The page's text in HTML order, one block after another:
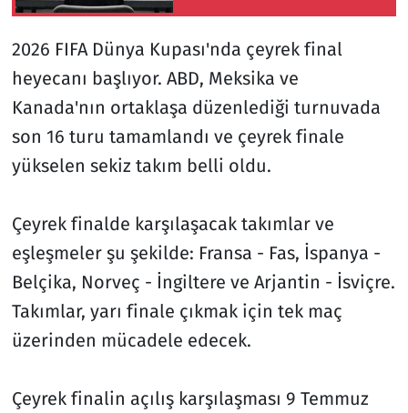
2026 FIFA Dünya Kupası'nda çeyrek final
heyecanı başlıyor. ABD, Meksika ve
Kanada'nın ortaklaşa düzenlediği turnuvada
son 16 turu tamamlandı ve çeyrek finale
yükselen sekiz takım belli oldu.
Çeyrek finalde karşılaşacak takımlar ve
eşleşmeler şu şekilde: Fransa - Fas, İspanya -
Belçika, Norveç - İngiltere ve Arjantin - İsviçre.
Takımlar, yarı finale çıkmak için tek maç
üzerinden mücadele edecek.
Çeyrek finalin açılış karşılaşması 9 Temmuz